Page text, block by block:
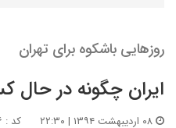
روزهایی باشکوه برای تهران
ایران چگونه در
کد : ۱۹۴۷۰۶۶